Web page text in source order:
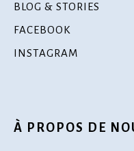
BLOG & STORIES
FACEBOOK
INSTAGRAM
À PROPOS DE